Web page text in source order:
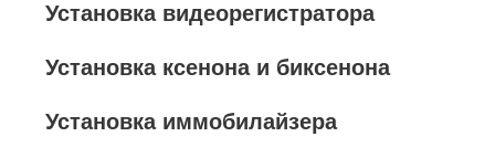
Установка видеорегистратора
Установка ксенона и биксенона
Установка иммобилайзера